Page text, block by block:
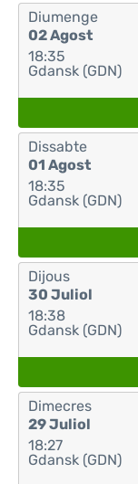
Diumenge
02 Agost
18:35
Gdansk (GDN)
Dissabte
01 Agost
18:35
Gdansk (GDN)
Dijous
30 Juliol
18:38
Gdansk (GDN)
Dimecres
29 Juliol
18:27
Gdansk (GDN)